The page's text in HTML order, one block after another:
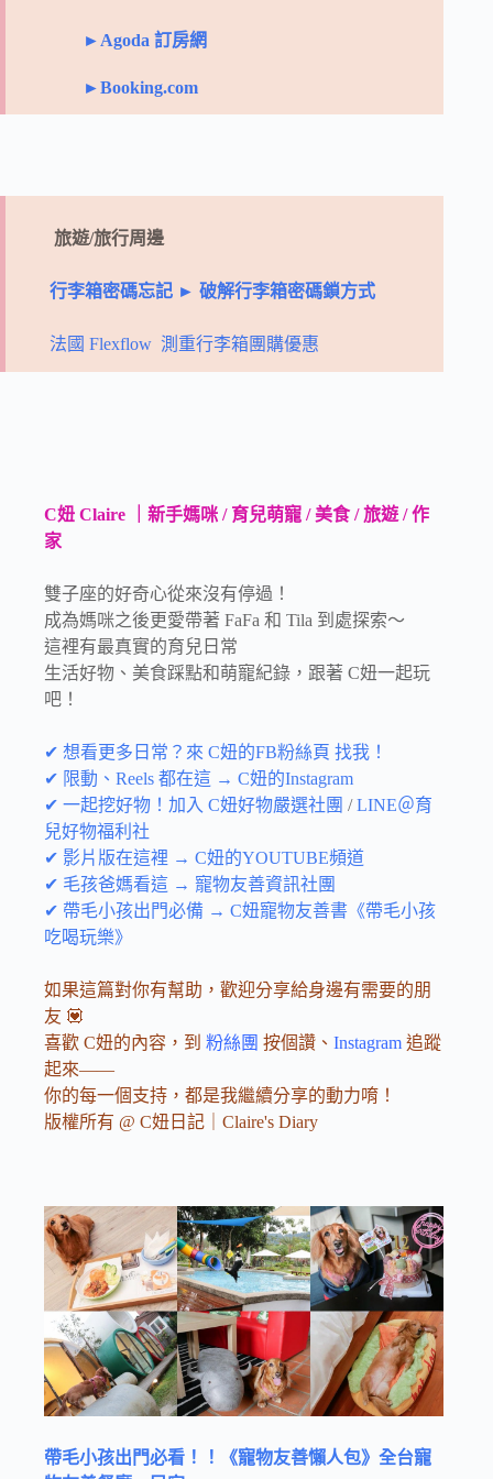
►Agoda 訂房網
►Booking.com
旅遊/旅行周邊
行李箱密碼忘記 ► 破解行李箱密碼鎖方式
法國 Flexflow 測重行李箱團購優惠
C妞 Claire ｜新手媽咪 / 育兒萌寵 / 美食 / 旅遊 / 作
家
雙子座的好奇心從來沒有停過！
成為媽咪之後更愛帶著 FaFa 和 Tila 到處探索～
這裡有最真實的育兒日常
生活好物、美食踩點和萌寵紀錄，跟著 C妞一起玩
吧！
✔ 想看更多日常？來 C妞的FB粉絲頁 找我！
✔ 限動、Reels 都在這 → C妞的Instagram
✔ 一起挖好物！加入 C妞好物嚴選社團 /LINE＠育
兒好物福利社
✔ 影片版在這裡 → C妞的YOUTUBE頻道
✔ 毛孩爸媽看這 → 寵物友善資訊社團
✔ 帶毛小孩出門必備 → C妞寵物友善書《帶毛小孩
吃喝玩樂》
如果這篇對你有幫助，歡迎分享給身邊有需要的朋
友 💟
喜歡 C妞的內容，到 粉絲團 按個讚、 Instagram 追蹤
起來——
你的每一個支持，都是我繼續分享的動力唷！
版權所有 @ C妞日記｜Claire's Diary
帶毛小孩出門必看！！《寵物友善懶人包》全台寵